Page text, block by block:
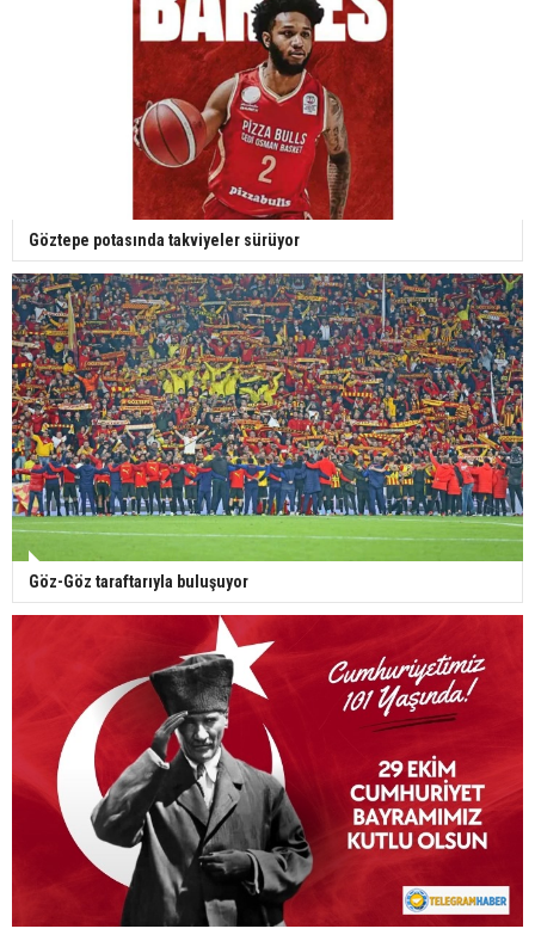
Göztepe potasında takviyeler sürüyor
Göz-Göz taraftarıyla buluşuyor